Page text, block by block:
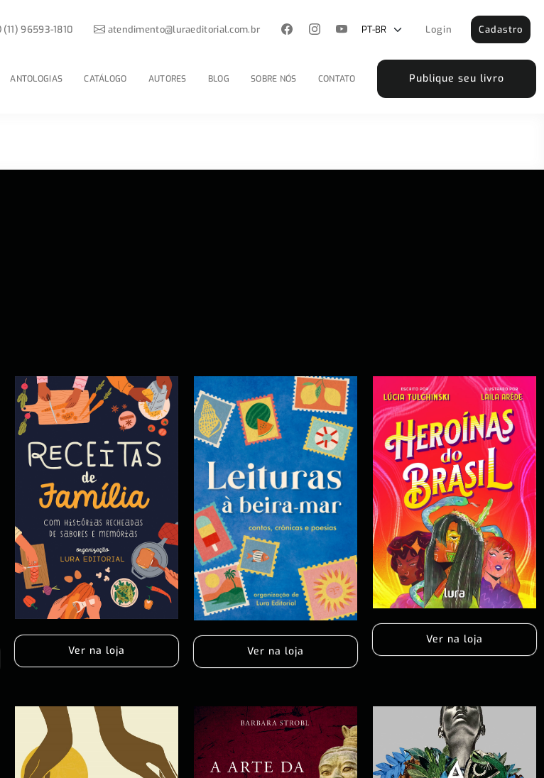
ANTOLOGIAS CATÁLOGO AUTORES BLOG SOBRE NÓS CONTATO Publique seu livro
(11) 96593-1810 atendimento@luraeditorial.com.br Login Cadastro
Ver na loja Ver na loja
Ver na loja